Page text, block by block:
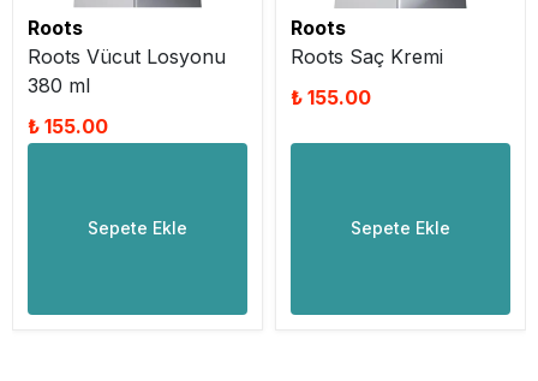
Roots
Roots Vücut Losyonu
380 ml
₺ 155.00
Sepete Ekle
Roots
Roots Saç Kremi
₺ 155.00
Sepete Ekle